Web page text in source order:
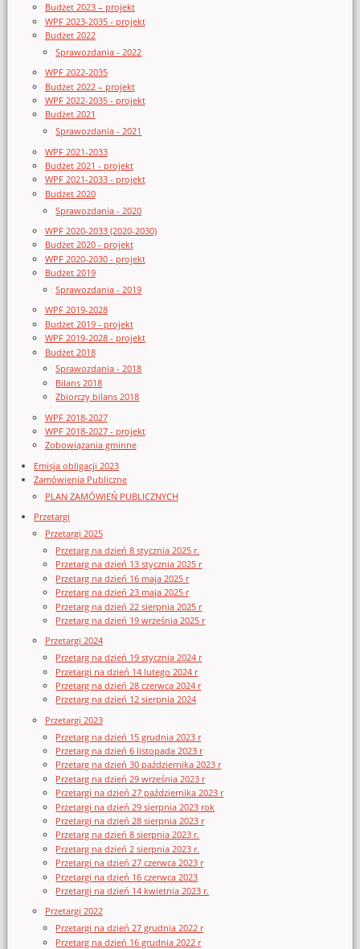
Budżet 2023 – projekt
WPF 2023-2035 - projekt
Budżet 2022
Sprawozdania - 2022
WPF 2022-2035
Budżet 2022 – projekt
WPF 2022-2035 - projekt
Budżet 2021
Sprawozdania - 2021
WPF 2021-2033
Budżet 2021 - projekt
WPF 2021-2033 - projekt
Budżet 2020
Sprawozdania - 2020
WPF 2020-2033 (2020-2030)
Budżet 2020 - projekt
WPF 2020-2030 - projekt
Budżet 2019
Sprawozdania - 2019
WPF 2019-2028
Budżet 2019 - projekt
WPF 2019-2028 - projekt
Budżet 2018
Sprawozdania - 2018
Bilans 2018
Zbiorczy bilans 2018
WPF 2018-2027
WPF 2018-2027 - projekt
Zobowiązania gminne
Emisja obligacji 2023
Zamówienia Publiczne
PLAN ZAMÓWIEŃ PUBLICZNYCH
Przetargi
Przetargi 2025
Przetarg na dzień 8 stycznia 2025 r.
Przetarg na dzień 13 stycznia 2025 r
Przetarg na dzień 16 maja 2025 r
Przetarg na dzień 23 maja 2025 r
Przetarg na dzień 22 sierpnia 2025 r
Przetarg na dzień 19 września 2025 r
Przetargi 2024
Przetarg na dzień 19 stycznia 2024 r
Przetargi na dzień 14 lutego 2024 r
Przetarg na dzień 28 czerwca 2024 r
Przetarg na dzień 12 sierpnia 2024
Przetargi 2023
Przetarg na dzień 15 grudnia 2023 r
Przetarg na dzień 6 listopada 2023 r
Przetarg na dzień 30 października 2023 r
Przetarg na dzień 29 września 2023 r
Przetargi na dzień 27 października 2023 r
Przetargi na dzień 29 sierpnia 2023 rok
Przetargi na dzień 28 sierpnia 2023 r
Przetarg na dzień 8 sierpnia 2023 r.
Przetarg na dzień 2 sierpnia 2023 r.
Przetargi na dzień 27 czerwca 2023 r
Przetargi na dzień 16 czerwca 2023
Przetargi na dzień 14 kwietnia 2023 r.
Przetargi 2022
Przetargi na dzień 27 grudnia 2022 r
Przetarg na dzień 16 grudnia 2022 r